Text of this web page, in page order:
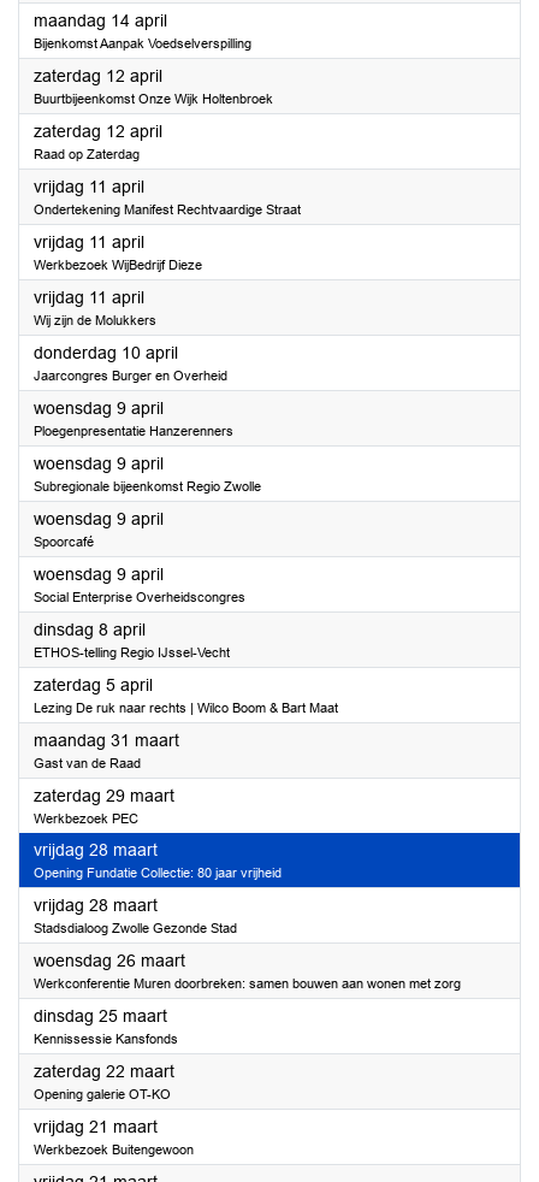
maandag 14 april2025
Bijenkomst Aanpak Voedselverspilling
zaterdag 12 april2025
Buurtbijeenkomst Onze Wijk Holtenbroek
zaterdag 12 april2025
Raad op Zaterdag
vrijdag 11 april2025
Ondertekening Manifest Rechtvaardige Straat
vrijdag 11 april2025
Werkbezoek WijBedrijf Dieze
vrijdag 11 april2025
Wij zijn de Molukkers
donderdag 10 april2025
Jaarcongres Burger en Overheid
woensdag 9 april2025
Ploegenpresentatie Hanzerenners
woensdag 9 april2025
Subregionale bijeenkomst Regio Zwolle
woensdag 9 april2025
Spoorcafé
woensdag 9 april2025
Social Enterprise Overheidscongres
dinsdag 8 april2025
ETHOS-telling Regio IJssel-Vecht
zaterdag 5 april2025
Lezing De ruk naar rechts | Wilco Boom & Bart Maat
maandag 31 maart2025
Gast van de Raad
zaterdag 29 maart2025
Werkbezoek PEC
vrijdag 28 maart2025
Opening Fundatie Collectie: 80 jaar vrijheid
vrijdag 28 maart2025
Stadsdialoog Zwolle Gezonde Stad
woensdag 26 maart2025
Werkconferentie Muren doorbreken: samen bouwen aan wonen met zorg
dinsdag 25 maart2025
Kennissessie Kansfonds
zaterdag 22 maart2025
Opening galerie OT-KO
vrijdag 21 maart2025
Werkbezoek Buitengewoon